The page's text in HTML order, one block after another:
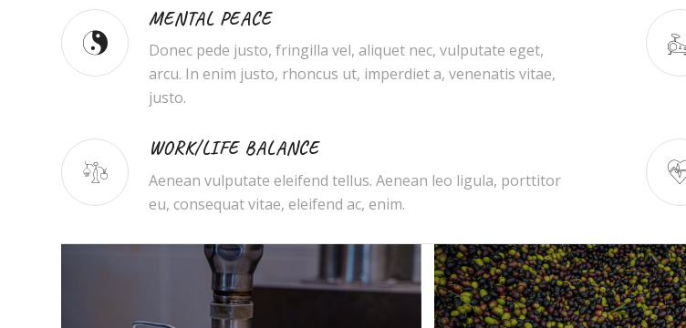
MENTAL PEACE
Donec pede justo, fringilla vel, aliquet nec, vulputate eget,
arcu. In enim justo, rhoncus ut, imperdiet a, venenatis vitae,
justo.
WORK/LIFE BALANCE
Aenean vulputate eleifend tellus. Aenean leo ligula, porttitor
eu, consequat vitae, eleifend ac, enim.